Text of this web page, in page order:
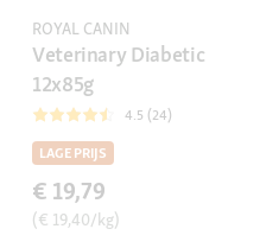
ROYAL CANIN
Veterinary Diabetic
12x85g
4.5 (24)
LAGE PRIJS
€ 19,79
(€ 19,40/kg)